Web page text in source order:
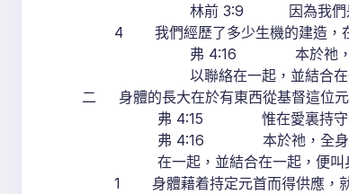
林前 3:9 因為我們是
4 我們經歷了多少生機的建造，
弗 4:16 本於祂，全身
以聯絡在一起，並結合
二 身體的長大在於有東西從基督這位元
弗 4:15 惟在愛裏持守著真
弗 4:16 本於祂，全身藉著
在一起，並結合在一起，便
1 身體藉着持定元首而得供應，